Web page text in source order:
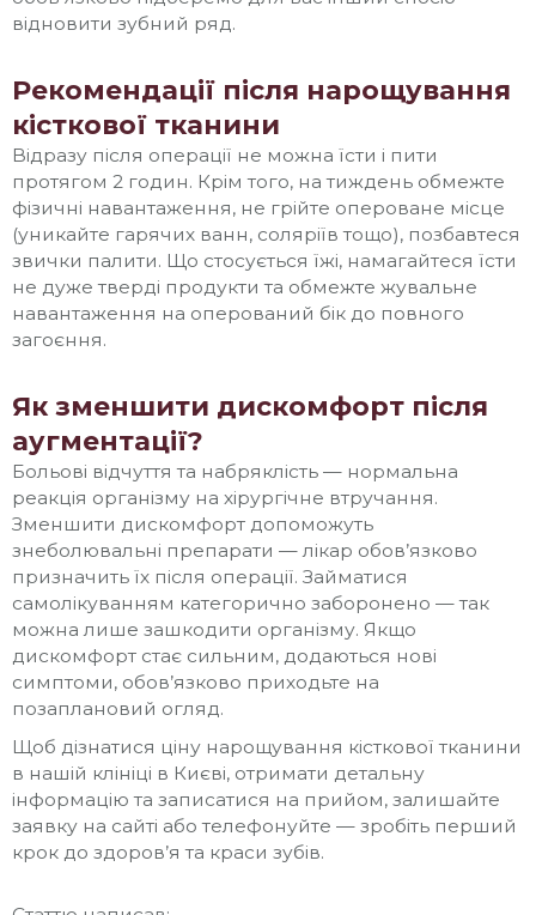
відновити зубний ряд.
Рекомендації після нарощування
кісткової тканини
Відразу після операції не можна їсти і пити
протягом 2 годин. Крім того, на тиждень обмежте
фізичні навантаження, не грійте опероване місце
(уникайте гарячих ванн, соляріїв тощо), позбавтеся
звички палити. Що стосується їжі, намагайтеся їсти
не дуже тверді продукти та обмежте жувальне
навантаження на оперований бік до повного
загоєння.
Як зменшити дискомфорт після
аугментації?
Больові відчуття та набряклість — нормальна
реакція організму на хірургічне втручання.
Зменшити дискомфорт допоможуть
знеболювальні препарати — лікар обов’язково
призначить їх після операції. Займатися
самолікуванням категорично заборонено — так
можна лише зашкодити організму. Якщо
дискомфорт стає сильним, додаються нові
симптоми, обов’язково приходьте на
позаплановий огляд.
Щоб дізнатися ціну нарощування кісткової тканини
в нашій клініці в Києві, отримати детальну
інформацію та записатися на прийом, залишайте
заявку на сайті або телефонуйте — зробіть перший
крок до здоров’я та краси зубів.